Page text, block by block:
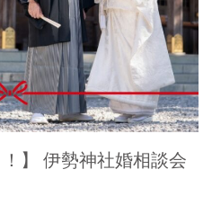
】 伊勢神社婚相談会